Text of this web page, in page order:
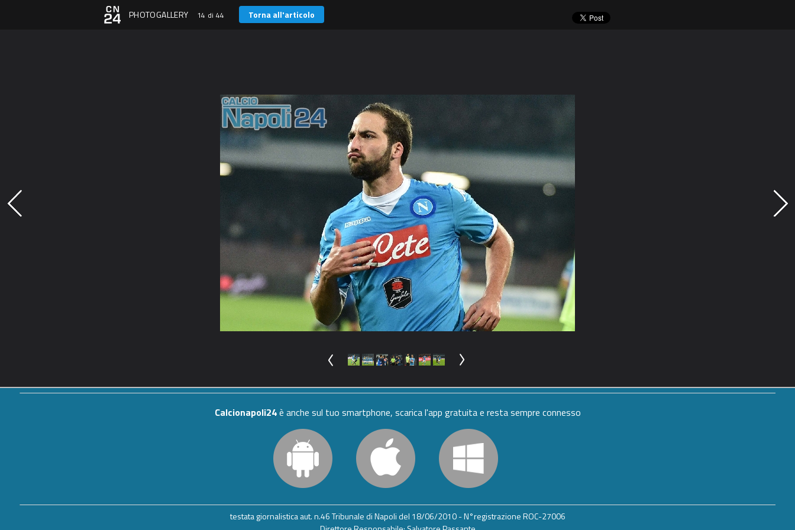
PHOTOGALLERY 14 di 44 Torna all'articolo
Calcionapoli24è anche sul tuo smartphone, scarica l'app gratuita e resta sempre connesso
testata giornalistica aut. n.46 Tribunale di Napoli del 18/06/2010 - N°registrazione ROC-27006